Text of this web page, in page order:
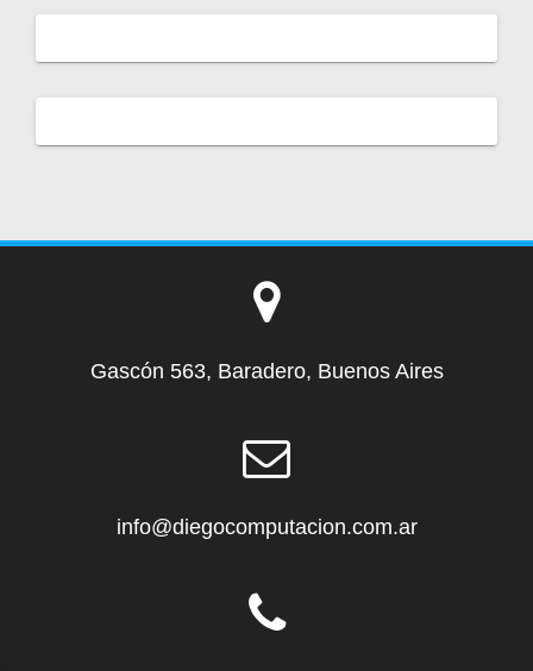
Gascón 563, Baradero, Buenos Aires
info@diegocomputacion.com.ar